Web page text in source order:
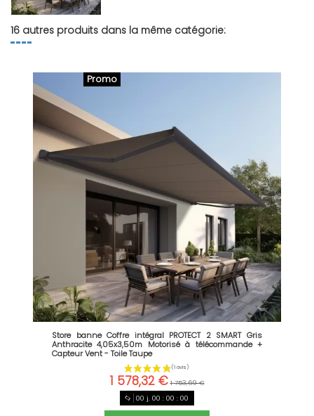
16 autres produits dans la même catégorie:
Promo
Store banne Coffre intégral PROTECT 2 SMART Gris
Anthracite 4,05x3,50m Motorisé à télécommande +
Capteur Vent - Toile Taupe
1 578,32 € 1 753,69 €
00 j. 00 :00 :00